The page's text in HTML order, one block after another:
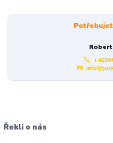
Řekli o nás